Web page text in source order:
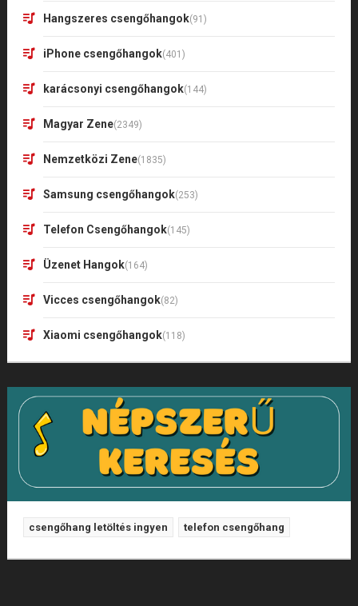
Hangszeres csengőhangok(91)
iPhone csengőhangok(401)
karácsonyi csengőhangok(144)
Magyar Zene(2349)
Nemzetközi Zene(1835)
Samsung csengőhangok(253)
Telefon Csengőhangok(145)
Üzenet Hangok(164)
Vicces csengőhangok(82)
Xiaomi csengőhangok(118)
csengőhang letöltés ingyen telefon csengőhang